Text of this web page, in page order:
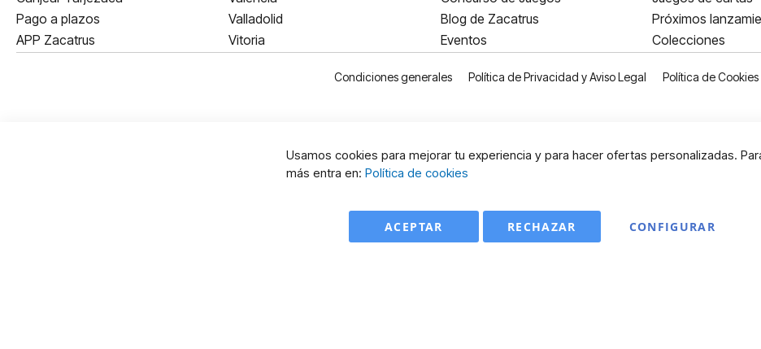
Pago a plazos
APP Zacatrus
Valladolid
Vitoria
Blog de Zacatrus
Eventos
Próximos
Colecciones
Condiciones generales Política de Privacidad y Aviso Legal Política de Cookies
Usamos cookies para mejorar tu experiencia y para hacer ofertas personalizadas.
más entra en: Política de cookies
ACEPTAR CONFIGURAR
RECHAZAR